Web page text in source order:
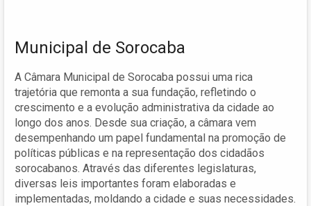
Municipal de Sorocaba
A Câmara Municipal de Sorocaba possui uma rica
trajetória que remonta a sua fundação, refletindo o
crescimento e a evolução administrativa da cidade ao
longo dos anos. Desde sua criação, a câmara vem
desempenhando um papel fundamental na promoção de
políticas públicas e na representação dos cidadãos
sorocabanos. Através das diferentes legislaturas,
diversas leis importantes foram elaboradas e
implementadas, moldando a cidade e suas necessidades.